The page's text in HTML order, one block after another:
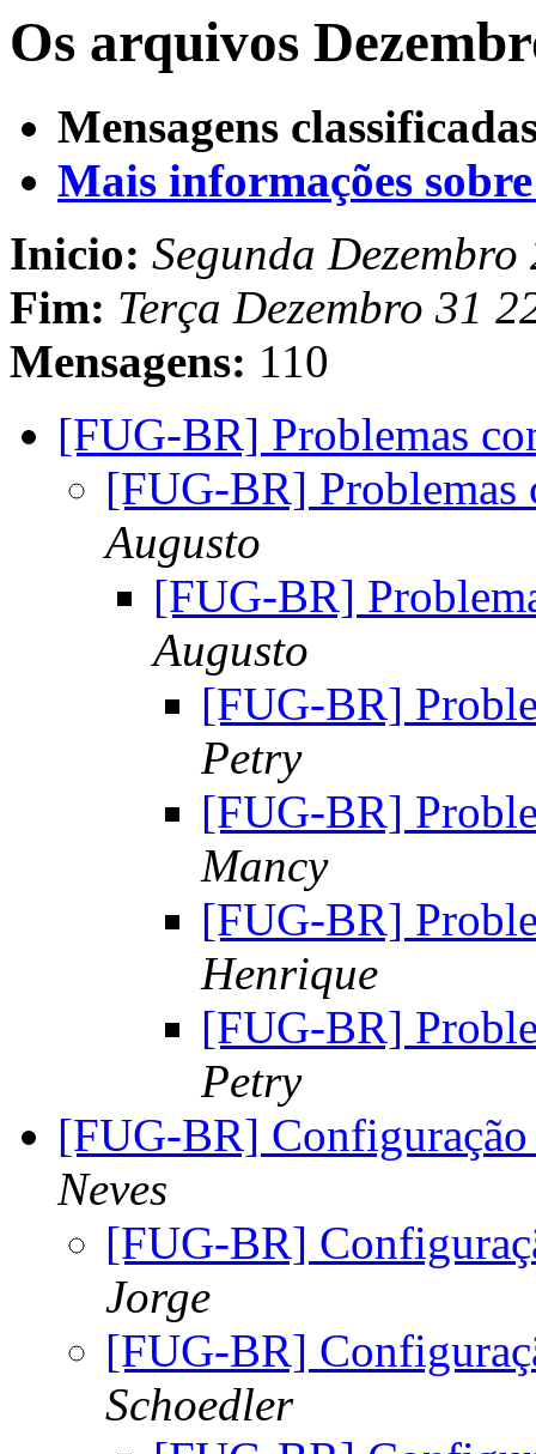
Os arquivos
Mensagens
Mais informações
Inicio: Segunda
Fim: Terça Dezembro 31
Mensagens: 110
[FUG-BR] Problemas
[FUG-BR] Problemas
Augusto
[FUG-BR]
Augusto
[FUG-BR]
Petry
[FUG-BR]
Mancy
[FUG-BR]
Henrique
[FUG-BR]
Petry
[FUG-BR]
Neves
[FUG-BR]
Jorge
[FUG-BR]
Schoedler